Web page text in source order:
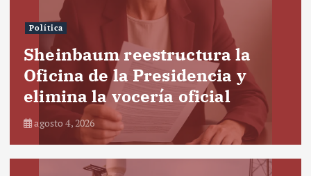
Política
Sheinbaum reestructura la
Oficina de la Presidencia y
elimina la vocería oficial
agosto 4, 2026